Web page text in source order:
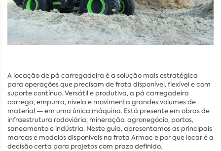
A locação de pá carregadeira é a solução mais estratégica
para operações que precisam de frota disponível, flexível e com
suporte contínuo. Versátil e produtiva, a pá carregadeira
carrega, empurra, nivela e movimenta grandes volumes de
material — em uma única máquina. Está presente em obras de
infraestrutura rodoviária, mineração, agronegócio, portos,
saneamento e indústria. Neste guia, apresentamos as principais
marcas e modelos disponíveis na frota Armac e por que locar é a
decisão certa para projetos com prazo definido.